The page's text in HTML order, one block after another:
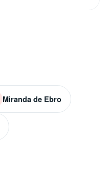
Miranda de Ebro